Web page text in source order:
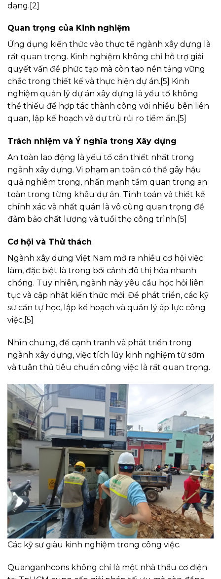
dạng.[2]
Quan trọng của Kinh nghiệm
Ứng dụng kiến thức vào thực tế ngành xây dựng là
rất quan trọng. Kinh nghiệm không chỉ hỗ trợ giải
quyết vấn đề phức tạp mà còn tạo nền tảng vững
chắc trong thiết kế và thực hiện dự án.[5] Kinh
nghiệm quản lý dự án xây dựng là yếu tố không
thể thiếu để hợp tác thành công với nhiều bên liên
quan, lập kế hoạch và dự trù rủi ro tiềm ẩn.[5]
Trách nhiệm và Ý nghĩa trong Xây dựng
An toàn lao động là yếu tố cần thiết nhất trong
ngành xây dựng. Vi phạm an toàn có thể gây hậu
quả nghiêm trọng, nhấn mạnh tầm quan trọng an
toàn trong từng khâu dự án. Tính toán và thiết kế
chính xác và nhất quán là vô cùng quan trọng để
đảm bảo chất lượng và tuổi thọ công trình.[5]
Cơ hội và Thử thách
Ngành xây dựng Việt Nam mở ra nhiều cơ hội việc
làm, đặc biệt là trong bối cảnh đô thị hóa nhanh
chóng. Tuy nhiên, ngành này yêu cầu học hỏi liên
tục và cập nhật kiến thức mới. Để phát triển, các kỹ
sư cần tự học, lập kế hoạch và quản lý áp lực công
việc.[5]
Nhìn chung, để cạnh tranh và phát triển trong
ngành xây dựng, việc tích lũy kinh nghiệm từ sớm
và tuân thủ tiêu chuẩn công việc là rất quan trọng.
Các kỹ sư giàu kinh nghiệm trong công việc.
Quanganhcons không chỉ là một nhà thầu cơ điện